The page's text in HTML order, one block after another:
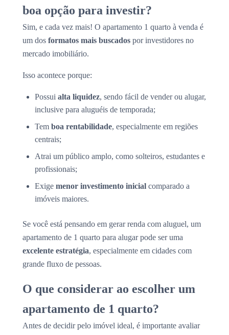
boa opção para investir?
Sim, e cada vez mais! O apartamento 1 quarto à venda é
um dos formatos mais buscados por investidores no
mercado imobiliário.
Isso acontece porque:
Possui alta liquidez, sendo fácil de vender ou alugar,
inclusive para aluguéis de temporada;
Tem boa rentabilidade, especialmente em regiões
centrais;
Atrai um público amplo, como solteiros, estudantes e
profissionais;
Exige menor investimento inicial comparado a
imóveis maiores.
Se você está pensando em gerar renda com aluguel, um
apartamento de 1 quarto para alugar pode ser uma
excelente estratégia, especialmente em cidades com
grande fluxo de pessoas.
O que considerar ao escolher um
apartamento de 1 quarto?
Antes de decidir pelo imóvel ideal, é importante avaliar